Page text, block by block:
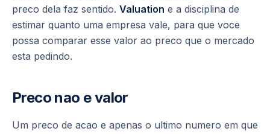
preco dela faz sentido. Valuation e a disciplina de
estimar quanto uma empresa vale, para que voce
possa comparar esse valor ao preco que o mercado
esta pedindo.
Preco nao e valor
Um preco de acao e apenas o ultimo numero em que